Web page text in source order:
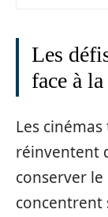
Les
face à
Les
réinventent
conserver le
concentrent